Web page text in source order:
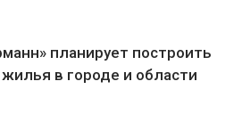
планирует построить
в городе и области